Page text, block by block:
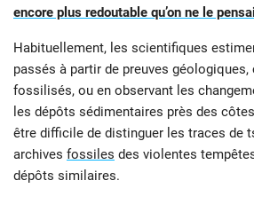
encore plus redoutable qu’on ne le
Habituellement, les scientifiques
passés à partir de preuves
fossilisés, ou en observant les
les dépôts sédimentaires près des
être difficile de distinguer les traces de
archives fossiles des violentes
dépôts similaires.